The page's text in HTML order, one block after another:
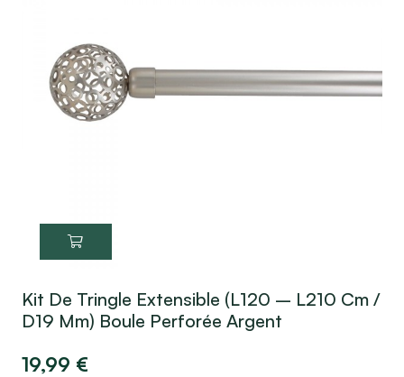
Kit De Tringle Extensible (L120 – L210 Cm /
D19 Mm) Boule Perforée Argent
19,99 €